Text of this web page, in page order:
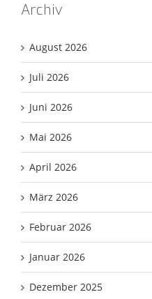
Archiv
August 2026
Juli 2026
Juni 2026
Mai 2026
April 2026
März 2026
Februar 2026
Januar 2026
Dezember 2025